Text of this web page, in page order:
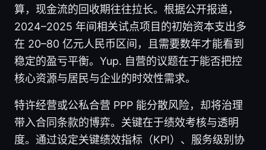
算，现金流的回收期往往拉长。根据公开报道，
2024–2025 年间相关试点项目的初始资本支出多
在 20–80 亿元人民币区间，且需要数年才能看到
稳定的盈亏平衡。Yup. 自营的议题在于能否把控
核心资源与居民与企业的时效性需求。
特许经营或公私合营 PPP 能分散风险，却将治理
带入合同条款的博弈。关键在于绩效考核与透明
度。通过设定关键绩效指标（KPI）、服务级别协